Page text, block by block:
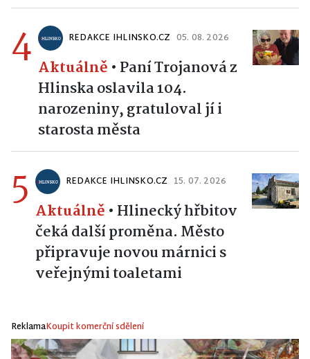
4 REDAKCE IHLINSKO.CZ 05. 08. 2026
Aktuálně • Paní Trojanová z
Hlinska oslavila 104.
narozeniny, gratuloval jí i
starosta města
5 REDAKCE IHLINSKO.CZ 15. 07. 2026
Aktuálně • Hlinecký hřbitov
čeká další proměna. Město
připravuje novou márnici s
veřejnými toaletami
ReklamaKoupit komerční sdělení